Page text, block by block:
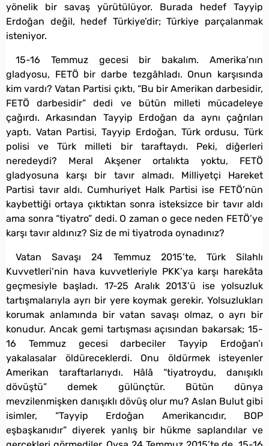
yönelik bir savaş yürütülüyor. Burada hedef Tayyip
Erdoğan değil, hedef Türkiye’dir; Türkiye parçalanmak
isteniyor.
15-16 Temmuz gecesi bir bakalım. Amerika’nın
gladyosu, FETÖ bir darbe tezgâhladı. Onun karşısında
kim vardı? Vatan Partisi çıktı, “Bu bir Amerikan darbesidir,
FETÖ darbesidir” dedi ve bütün milleti mücadeleye
çağırdı. Arkasından Tayyip Erdoğan da aynı çağrıları
yaptı. Vatan Partisi, Tayyip Erdoğan, Türk ordusu, Türk
polisi ve Türk milleti bir taraftaydı. Peki, diğerleri
neredeydi? Meral Akşener ortalıkta yoktu, FETÖ
gladyosuna karşı bir tavır almadı. Milliyetçi Hareket
Partisi tavır aldı. Cumhuriyet Halk Partisi ise FETÖ’nün
kaybettiği ortaya çıktıktan sonra isteksizce bir tavır aldı
ama sonra “tiyatro” dedi. O zaman o gece neden FETÖ’ye
karşı tavır aldınız? Siz de mi tiyatroda oynadınız?
Vatan Savaşı 24 Temmuz 2015’te, Türk Silahlı
Kuvvetleri’nin hava kuvvetleriyle PKK’ya karşı harekâta
geçmesiyle başladı. 17-25 Aralık 2013’ü ise yolsuzluk
tartışmalarıyla ayrı bir yere koymak gerekir. Yolsuzlukları
korumak anlamında bir vatan savaşı olmaz, o ayrı bir
konudur. Ancak gemi tartışması açısından bakarsak; 15-
16 Temmuz gecesi darbeciler Tayyip Erdoğan’ı
yakalasalar öldüreceklerdi. Onu öldürmek isteyenler
Amerikan taraftarlarıydı. Hâlâ “tiyatroydu, danışıklı
dövüştü” demek gülünçtür. Bütün dünya
mevzilenmişken danışıklı dövüş olur mu? Aslan Bulut gibi
isimler, “Tayyip Erdoğan Amerikancıdır, BOP
eşbaşkanıdır” diyerek yanlış bir hükme saplandılar ve